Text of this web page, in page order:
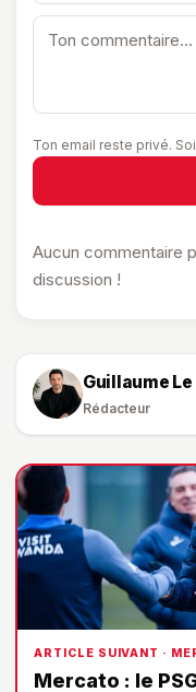
Ton email reste privé.
Aucun commentaire
discussion !
Guillaume Le
Rédacteur
ARTICLE SUIVANT ·
Mercato : le